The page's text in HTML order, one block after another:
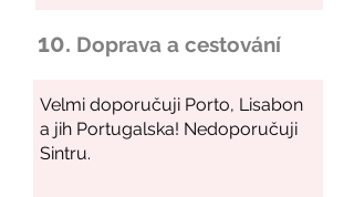
10. Doprava a cestování